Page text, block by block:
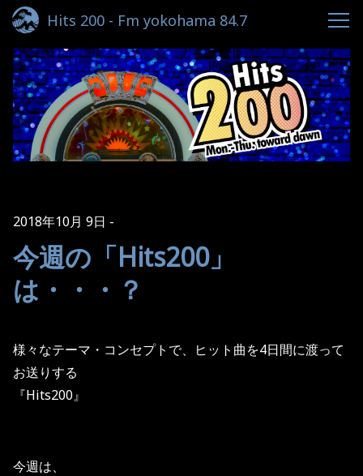
Hits 200 - Fm yokohama 84.7
2018年10月 9日
今週の「Hits200」
は・・・？
様々なテーマ・コンセプトで、ヒット曲を4日間に渡って
お送りする
『Hits200』
今週は、